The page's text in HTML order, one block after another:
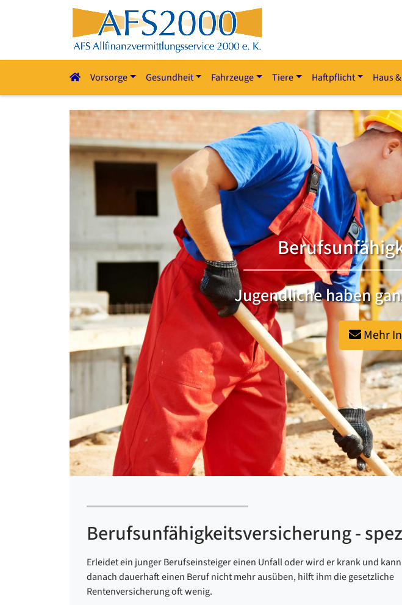
Vorsorge Gesundheit Fahrzeuge Tiere Haftpflicht Haus
Jugendliche haben
Mehr
Berufsunfähigkeitsversicherung -
Erleidet ein junger Berufseinsteiger einen Unfall oder wird er krank und kann
danach dauerhaft einen Beruf nicht mehr ausüben, hilft ihm die gesetzliche
Rentenversicherung oft wenig.